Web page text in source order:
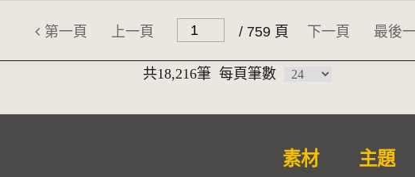
第一頁 上一頁 / 759 頁 下一頁 最後
共18,216筆 每頁筆數
素材 主題